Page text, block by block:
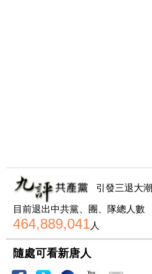
引發三退大潮
目前退出中共黨、團、隊總人數
464,889,041人
隨處可看新唐人